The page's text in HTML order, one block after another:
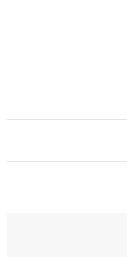
الهندسية التي ارتبطت
ومصر خاصة، حيث يحرص
في الواجهات